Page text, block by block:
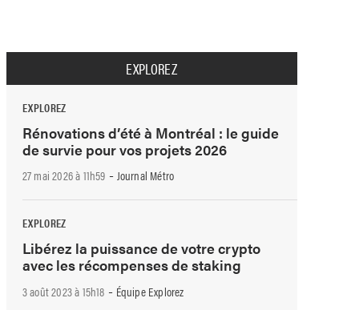
EXPLOREZ
EXPLOREZ
Rénovations d’été à Montréal : le guide
de survie pour vos projets 2026
27 mai 2026 à 11h59 -Journal Métro
EXPLOREZ
Libérez la puissance de votre crypto
avec les récompenses de staking
3 août 2023 à 15h18 - Équipe Explorez